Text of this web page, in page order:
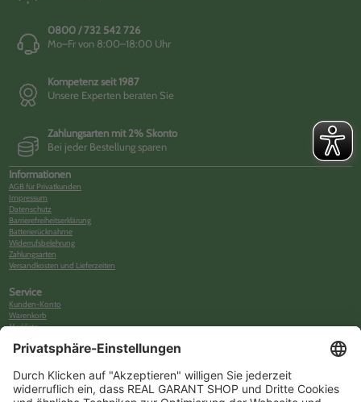
0800 / 732 542 726
Mo–Fr von 8:00–18:00 Uhr
Kompetenz seit 1987
Unsere Experten beraten Sie
Zahlungsarten mit 2% Skonto
Bei jeder Bestellung sparen
Informationen
AGB für Privatkunden
Impressum
Datenschutz
Barrierefreiheitserklärung
Batterierücknahme
Widerrufsbelehrung
Zahlungsarten
Versandkosten und Lieferzeiten
Service
Kunden-Konto
Warenkorb
Merkliste
Newsletter
FAQs
Über uns